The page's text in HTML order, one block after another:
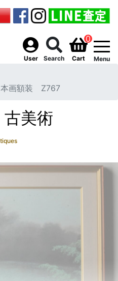
User Search
0
Cart Menu
本画額装 Z767
美術